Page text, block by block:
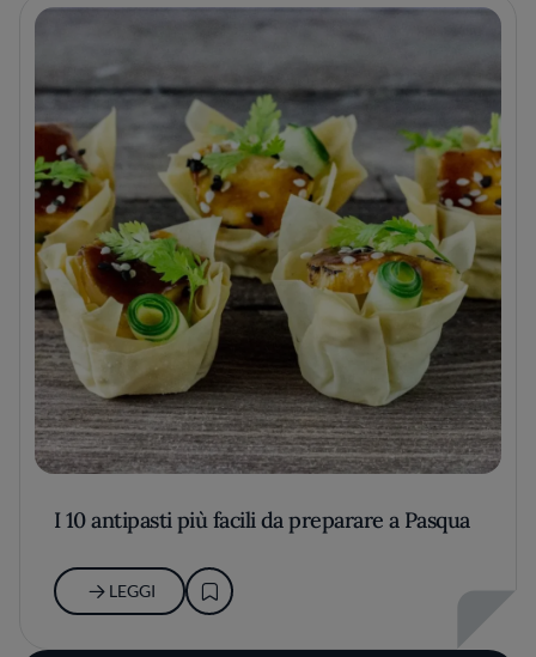
I 10 antipasti più facili da preparare a Pasqua
LEGGI